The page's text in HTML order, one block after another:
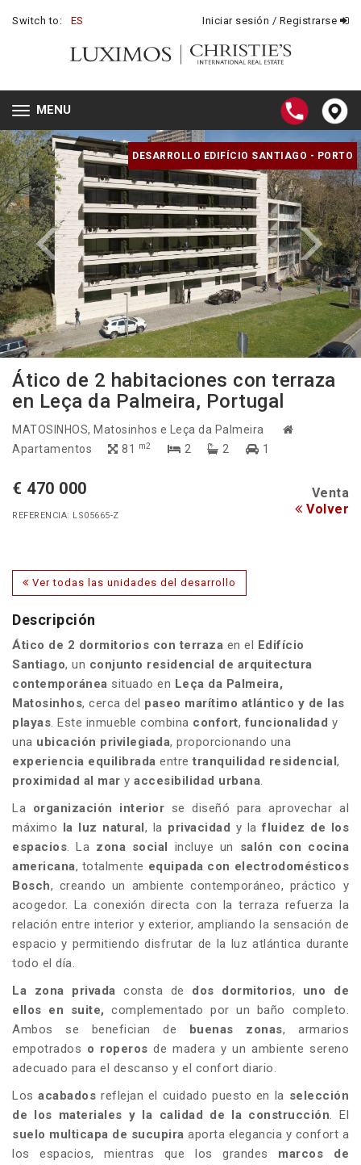
Switch to: ES Iniciar sesión / Registrarse
Toggle
navigation
MENU
DESARROLLO EDIFÍCIO SANTIAGO - PORTO
Ático de 2 habitaciones con terraza
en Leça da Palmeira, Portugal
MATOSINHOS, Matosinhos e Leça da Palmeira
Apartamentos
81 m2 2 2 1
€ 470 000 Venta
REFERENCIA: LS05665-Z Volver
Ver todas las unidades del desarrollo
Descripción
Ático de 2 dormitorios con terraza en el
Edifício
Santiago, un conjunto residencial de arquitectura
contemporánea situado en Leça da Palmeira,
Matosinhos, cerca del paseo marítimo atlántico y de las
playas. Este inmueble combina confort,funcionalidad y
una ubicación privilegiada, proporcionando una
experiencia equilibrada entre tranquilidad residencial ,
proximidad al mar y accesibilidad urbana.
La organización interior se diseñó para aprovechar al
máximo
la luz natural , la privacidad y la fluidez de los
espacios. La zona social incluye un salón con cocina
americana, totalmente equipada con electrodomésticos
Bosch, creando un ambiente contemporáneo, práctico y
acogedor. La conexión directa con la terraza refuerza la
relación entre interior y exterior, ampliando la sensación de
espacio y permitiendo disfrutar de la luz atlántica durante
todo el día.
La zona privada consta de dos dormitorios, uno de
ellos en suite, complementado por un baño completo.
Ambos se benefician de
buenas zonas, armarios
empotrados o roperosde madera y un ambiente sereno
adecuado para el descanso y el confort diario.
Losacabados reflejan el cuidado puesto en la selección
de los materiales y la calidad de la construcción. El
suelo multicapa de sucupira aporta elegancia y confort a
los espacios, mientras que los grandes marcos de